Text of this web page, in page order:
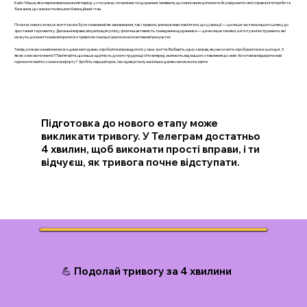
Кейс: Маша, яка переживала важкий період у стосунках, почала вести щоденник і виявила, що написання допомогло їй усвідомити свої справжні потреби та
бажання, що значно полегшило її емоційний стан.
Початок нового етапу в житті може бути сповнений як хвилювання, так і тривоги, але важливо пам’ятати, що ці емоції — це лише частина нашого шляху до
зростання та розвитку. Дихальні вправи, візуалізація успіху, фізична активність та ведення щоденника — це не лише техніки, а й потужні інструменти, які
можуть допомогти вам впоратися з тривогою і налаштуватися на позитивний результат.
Тепер, коли ви ознайомилися з цими методами, спробуйте впровадити їх у своє життя. Виберіть одну з вправ, яку ви хочете спробувати вже сьогодні. З
якою з них ви почнете? Пам’ятайте, що ваша здатність долати труднощі і йти вперед залежить від вашого ставлення до змін. Чи готові ви відкрити нові
горизонти і вийти з зони комфорту? Зробіть перший крок, і ви здивуєтеся, наскільки далеко ви можете зайти
Підготовка до нового етапу може
викликати тривогу. У Телеграм достатньо
4 хвилин, щоб виконати прості вправи, і ти
відчуєш, як тривога почне відступати.
💪 Подолай тривогу за 4 хвилини